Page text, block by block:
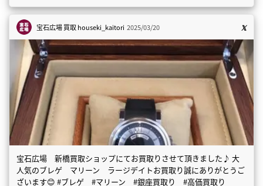
宝石広場 買取houseki_kaitori 2025/03/20
宝石広場 新橋買取ショップにてお買取りさせて頂きました♪ 大
人気のブレゲ マリーン ラージデイトお買取り誠にありがとうご
ざいます😊 #ブレゲ #マリーン #銀座買取り #高価買取り